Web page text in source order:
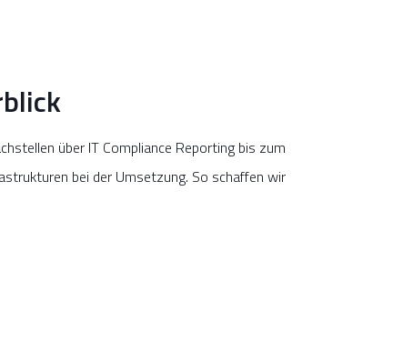
über IT Compliance Reporting bis zum
bei der Umsetzung. So schaffen wir